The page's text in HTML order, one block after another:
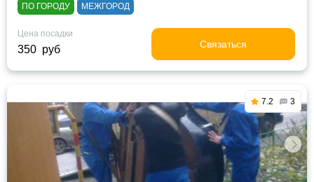
ПО ГОРОДУ МЕЖГОРОД
Цена посадки
350 руб Связаться
7.2 3